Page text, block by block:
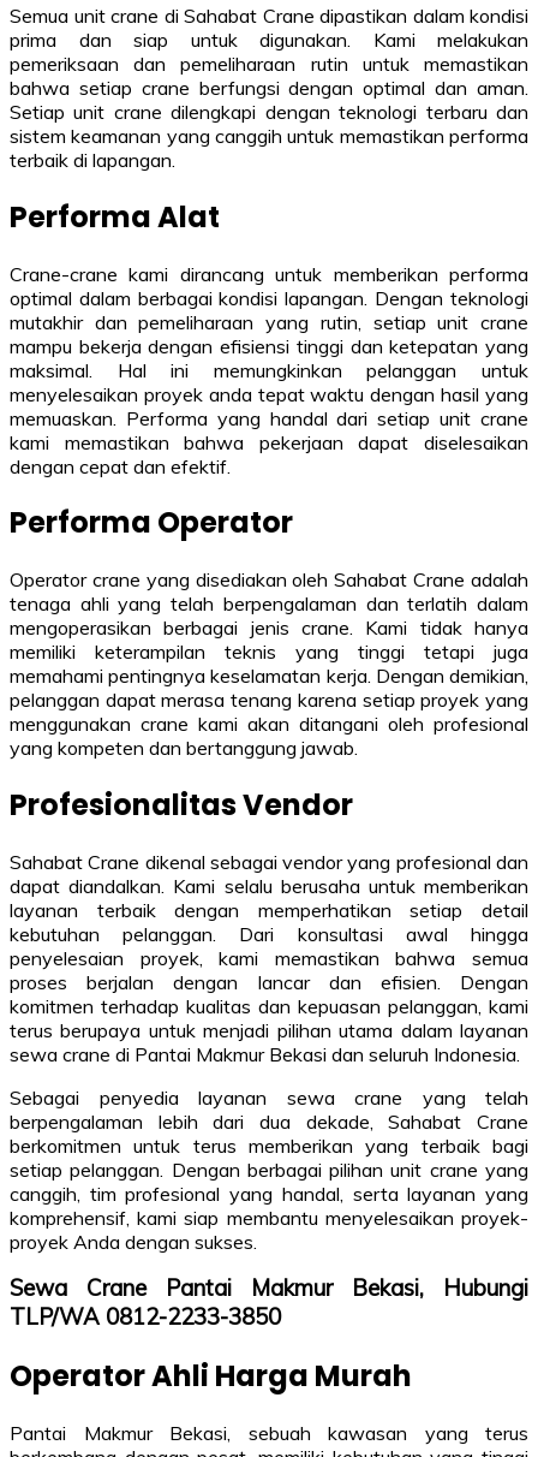
Semua unit crane di Sahabat Crane dipastikan dalam kondisi
prima dan siap untuk digunakan. Kami melakukan
pemeriksaan dan pemeliharaan rutin untuk memastikan
bahwa setiap crane berfungsi dengan optimal dan aman.
Setiap unit crane dilengkapi dengan teknologi terbaru dan
sistem keamanan yang canggih untuk memastikan performa
terbaik di lapangan.
Performa Alat
Crane-crane kami dirancang untuk memberikan performa
optimal dalam berbagai kondisi lapangan. Dengan teknologi
mutakhir dan pemeliharaan yang rutin, setiap unit crane
mampu bekerja dengan efisiensi tinggi dan ketepatan yang
maksimal. Hal ini memungkinkan pelanggan untuk
menyelesaikan proyek anda tepat waktu dengan hasil yang
memuaskan. Performa yang handal dari setiap unit crane
kami memastikan bahwa pekerjaan dapat diselesaikan
dengan cepat dan efektif.
Performa Operator
Operator crane yang disediakan oleh Sahabat Crane adalah
tenaga ahli yang telah berpengalaman dan terlatih dalam
mengoperasikan berbagai jenis crane. Kami tidak hanya
memiliki keterampilan teknis yang tinggi tetapi juga
memahami pentingnya keselamatan kerja. Dengan demikian,
pelanggan dapat merasa tenang karena setiap proyek yang
menggunakan crane kami akan ditangani oleh profesional
yang kompeten dan bertanggung jawab.
Profesionalitas Vendor
Sahabat Crane dikenal sebagai vendor yang profesional dan
dapat diandalkan. Kami selalu berusaha untuk memberikan
layanan terbaik dengan memperhatikan setiap detail
kebutuhan pelanggan. Dari konsultasi awal hingga
penyelesaian proyek, kami memastikan bahwa semua
proses berjalan dengan lancar dan efisien. Dengan
komitmen terhadap kualitas dan kepuasan pelanggan, kami
terus berupaya untuk menjadi pilihan utama dalam layanan
sewa crane di Pantai Makmur Bekasi dan seluruh Indonesia.
Sebagai penyedia layanan sewa crane yang telah
berpengalaman lebih dari dua dekade, Sahabat Crane
berkomitmen untuk terus memberikan yang terbaik bagi
setiap pelanggan. Dengan berbagai pilihan unit crane yang
canggih, tim profesional yang handal, serta layanan yang
komprehensif, kami siap membantu menyelesaikan proyek-
proyek Anda dengan sukses.
Sewa Crane Pantai Makmur Bekasi, Hubungi
TLP/WA 0812-2233-3850
Operator Ahli Harga Murah
Pantai Makmur Bekasi, sebuah kawasan yang terus